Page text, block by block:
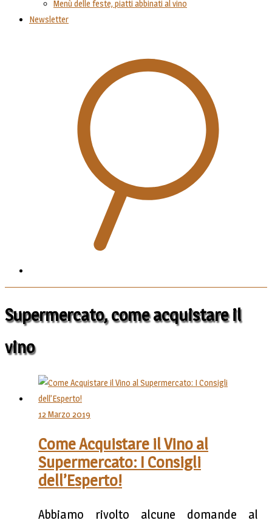
Menù delle feste, piatti abbinati al vino
Newsletter
Supermercato, come acquistare il
vino
12 Marzo 2019
Come Acquistare il Vino al
Supermercato: I Consigli
dell’Esperto!
Abbiamo rivolto alcune domande al